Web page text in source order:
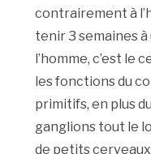
contrairement à
tenir 3 semaines
l’homme, c’est
les fonctions du
primitifs, en plus
ganglions tout le
de petits